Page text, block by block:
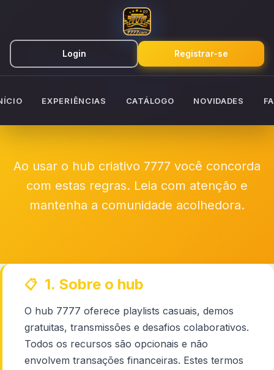
Login Registrar-se
EXPERIÊNCIAS CATÁLOGO NOVIDADES
Termos de Uso
7777
Ao usar o hub criativo 7777 você concorda
com estas regras. Leia com atenção e
mantenha a comunidade acolhedora.
1. Sobre o hub
O hub 7777 oferece playlists casuais, demos
gratuitas, transmissões e desafios colaborativos.
Todos os recursos são opcionais e não
envolvem transações financeiras. Estes termos